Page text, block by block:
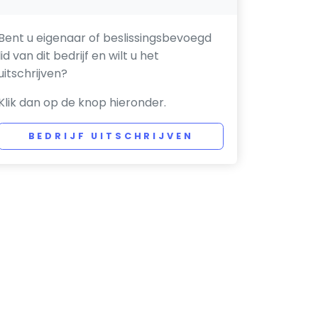
u eigenaar of beslissingsbevoegd
van dit bedrijf en wilt u het
dan op de knop hieronder.
BEDRIJF UITSCHRIJVEN